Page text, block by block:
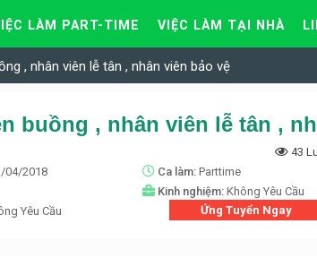
LÀM PART-TIME VIỆC LÀM TẠI NHÀ
, nhân viên lễ tân , nhân viên bảo vệ
43
04/2018 Ca làm: Parttime
Kinh nghiệm: Không Yêu Cầu
Yêu Cầu Ứng Tuyển Ngay